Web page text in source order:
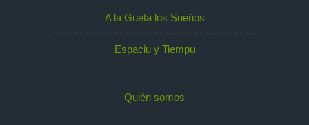
A la Gueta los Sueños
Espaciu y Tiempu
Quién somos